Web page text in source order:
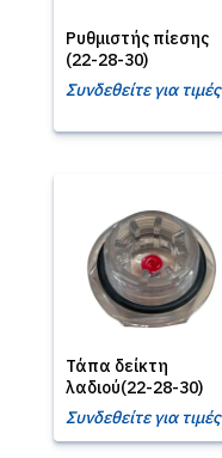
Ρυθμιστής πίεσης
(22-28-30)
Συνδεθείτε για τιμές
Τάπα δείκτη
λαδιού(22-28-30)
Συνδεθείτε για τιμές